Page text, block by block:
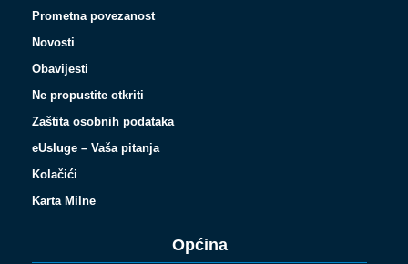
Prometna povezanost
Novosti
Obavijesti
Ne propustite otkriti
Zaštita osobnih podataka
eUsluge – Vaša pitanja
Kolačići
Karta Milne
Općina